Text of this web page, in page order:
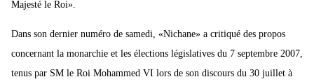
Majesté le Roi».
Dans son dernier numéro de samedi, «Nichane» a critiqué des propos
concernant la monarchie et les élections législatives du 7 septembre 2007,
tenus par SM le Roi Mohammed VI lors de son discours du 30 juillet à